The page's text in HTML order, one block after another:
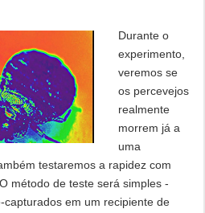
Durante o
experimento,
veremos se
os percevejos
realmente
morrem já a
uma
testaremos a rapidez com
método de teste será simples -
em um recipiente de